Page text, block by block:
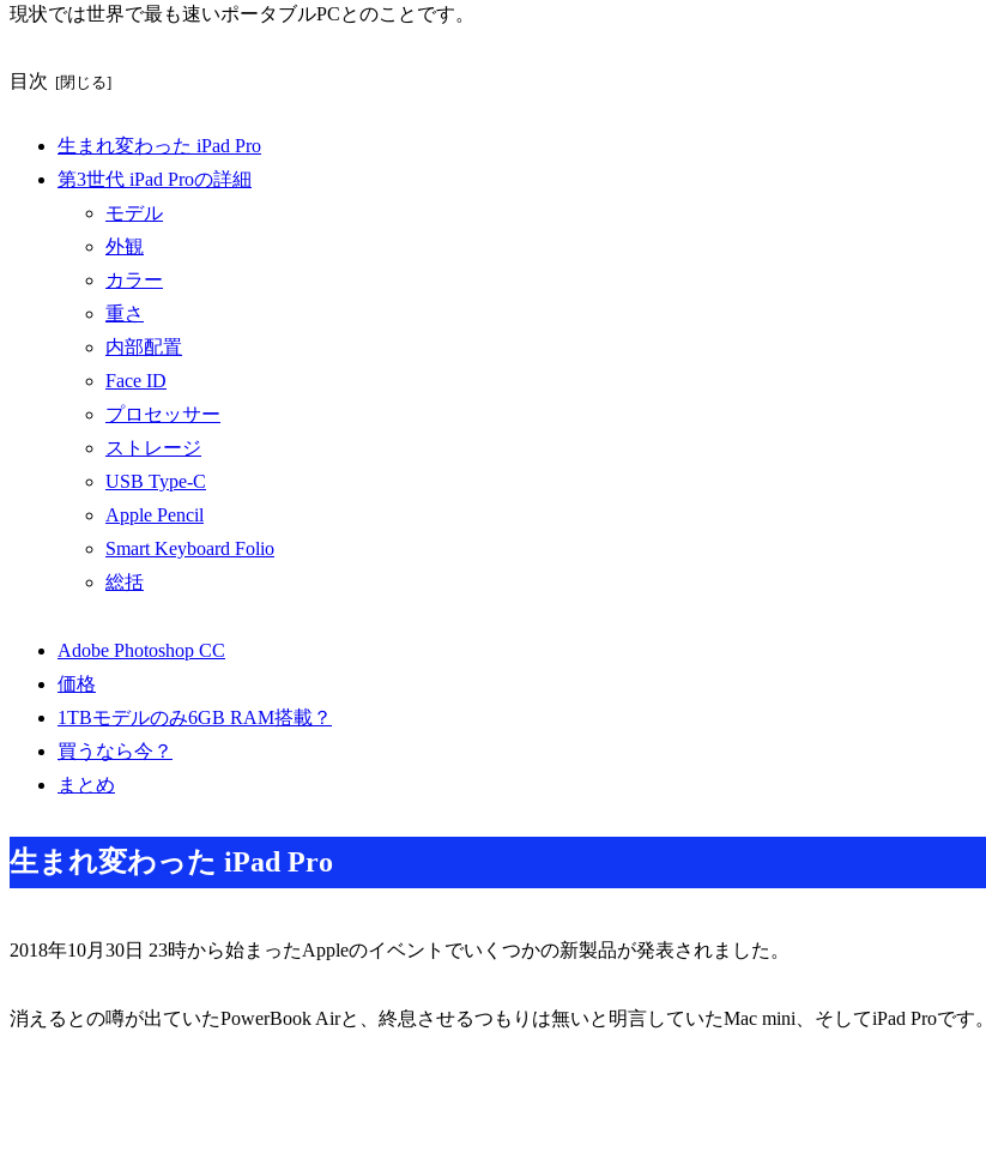
現状では世界で最も速いポータブルPCとのことです。
目次
生まれ変わった iPad Pro
第3世代 iPad Proの詳細
モデル
外観
カラー
重さ
内部配置
Face ID
プロセッサー
ストレージ
USB Type-C
Apple Pencil
Smart Keyboard Folio
総括
Adobe Photoshop CC
価格
1TBモデルのみ6GB RAM搭載？
買うなら今？
まとめ
生まれ変わった iPad Pro
2018年10月30日 23時から始まったAppleのイベントでいくつかの新製品が発表されました。
消えるとの噂が出ていたPowerBook Airと、終息させるつもりは無いと明言していたMac mini、そしてiPad Proです。